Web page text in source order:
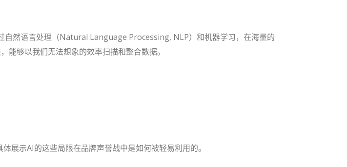
然语言处理（Natural Language Processing, NLP）和机器学习，在海量的
能够以我们无法想象的效率扫描和整合数据。
展示AI的这些局限在品牌声誉战中是如何被轻易利用的。